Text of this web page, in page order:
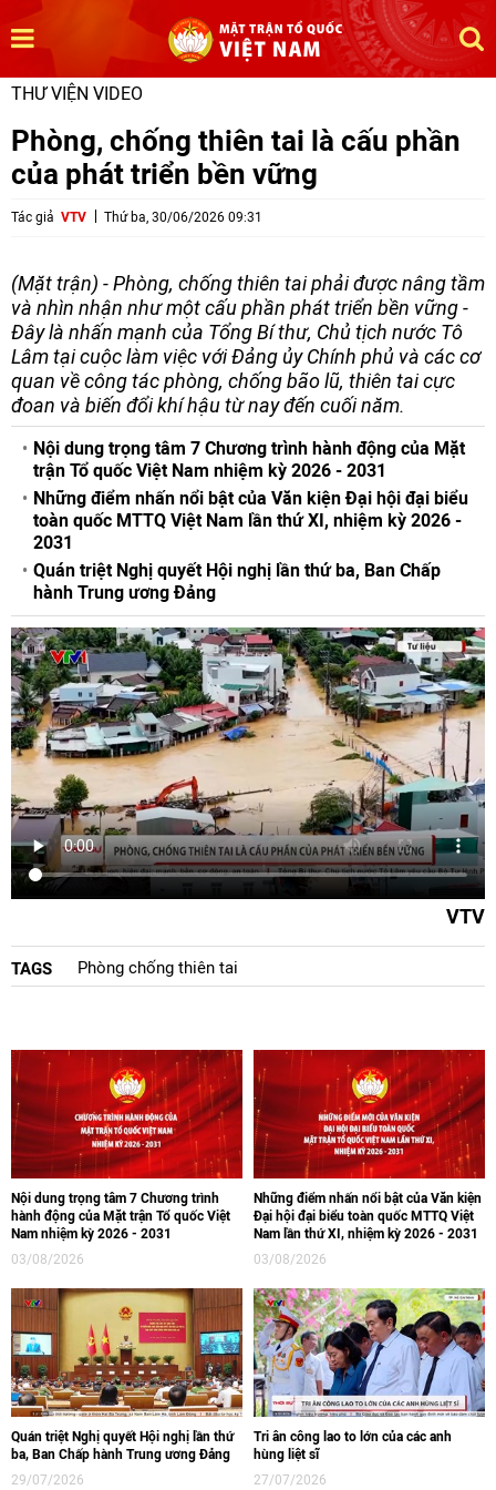
THƯ VIỆN VIDEO
Phòng, chống thiên tai là cấu phần
của phát triển bền vững
Tác giả VTV Thứ ba, 30/06/2026 09:31
(Mặt trận) - Phòng, chống thiên tai phải được nâng tầm
và nhìn nhận như một cấu phần phát triển bền vững -
Đây là nhấn mạnh của Tổng Bí thư, Chủ tịch nước Tô
Lâm tại cuộc làm việc với Đảng ủy Chính phủ và các cơ
quan về công tác phòng, chống bão lũ, thiên tai cực
đoan và biến đổi khí hậu từ nay đến cuối năm.
Nội dung trọng tâm 7 Chương trình hành động của Mặt
trận Tổ quốc Việt Nam nhiệm kỳ 2026 - 2031
Những điểm nhấn nổi bật của Văn kiện Đại hội đại biểu
toàn quốc MTTQ Việt Nam lần thứ XI, nhiệm kỳ 2026 -
2031
Quán triệt Nghị quyết Hội nghị lần thứ ba, Ban Chấp
hành Trung ương Đảng
VTV
TAGS Phòng chống thiên tai
Nội dung trọng tâm 7 Chương trình
hành động của Mặt trận Tổ quốc Việt
Nam nhiệm kỳ 2026 - 2031
03/08/2026
Những điểm nhấn nổi bật của Văn kiện
Đại hội đại biểu toàn quốc MTTQ Việt
Nam lần thứ XI, nhiệm kỳ 2026 - 2031
03/08/2026
Quán triệt Nghị quyết Hội nghị lần thứ
ba, Ban Chấp hành Trung ương Đảng
29/07/2026
Tri ân công lao to lớn của các anh
hùng liệt sĩ
27/07/2026